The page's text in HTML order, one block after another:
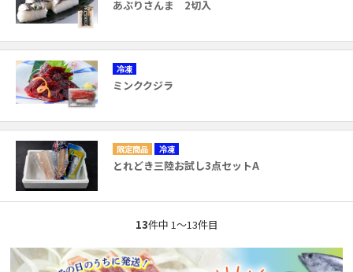
あぶりさんま 2切入
冷凍
ミンククジラ
冷凍
とれどき三陸お試し3点セットA
13件中 1〜13件目